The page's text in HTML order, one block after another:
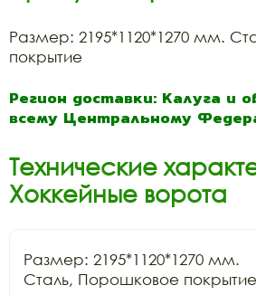
Размер: 2195*1120*1270 мм.
покрытие
Регион доставки: Калуга и
всему Центральному
Технические
Хоккейные ворота
Размер: 2195*1120*1270 мм.
Сталь, Порошковое покрытие